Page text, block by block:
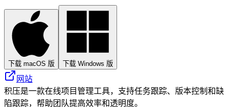
下载 macOS 版 下载 Windows 版
网站
积压是一款在线项目管理工具，支持任务跟踪、版本控制和缺
陷跟踪，帮助团队提高效率和透明度。